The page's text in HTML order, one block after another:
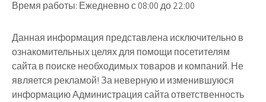
Время работы: Ежедневно с 08:00 до 22:00
Данная информация представлена исключительно в
ознакомительных целях для помощи посетителям
сайта в поиске необходимых товаров и компаний. Не
является рекламой! За неверную и изменившуюся
информацию Администрация сайта ответственность